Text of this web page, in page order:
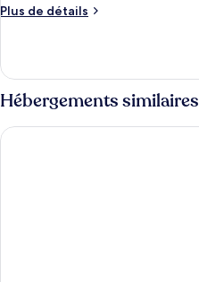
chambre :
Plus de détails
Plus
Chambre
supérieure
Hébergements similaires
The Westin Grand Berlin